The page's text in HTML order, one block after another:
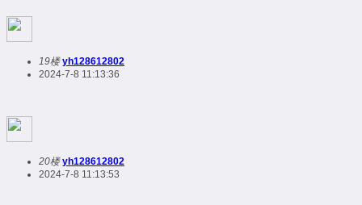
19楼 yh128612802
2024-7-8 11:13:36
20楼 yh128612802
2024-7-8 11:13:53